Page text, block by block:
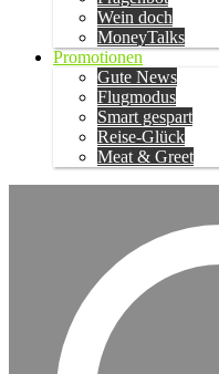
Wein doch
MoneyTalks
Promotionen
Gute News
Flugmodus
Smart gespart
Reise-Glück
Meat & Greet